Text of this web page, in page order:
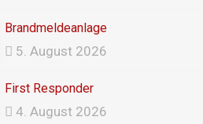
Brandmeldeanlage
5. August 2026
First Responder
4. August 2026